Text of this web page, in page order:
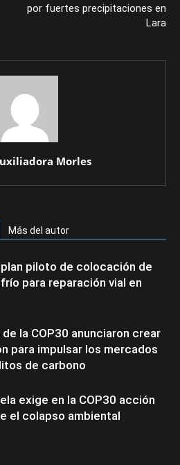
por fuertes precipitaciones en
Lara
Morles
Más del autor
piloto de colocación de
para reparación vial en
la COP30 anunciaron crear
para impulsar los mercados
de carbono
exige en la COP30 acción
el colapso ambiental